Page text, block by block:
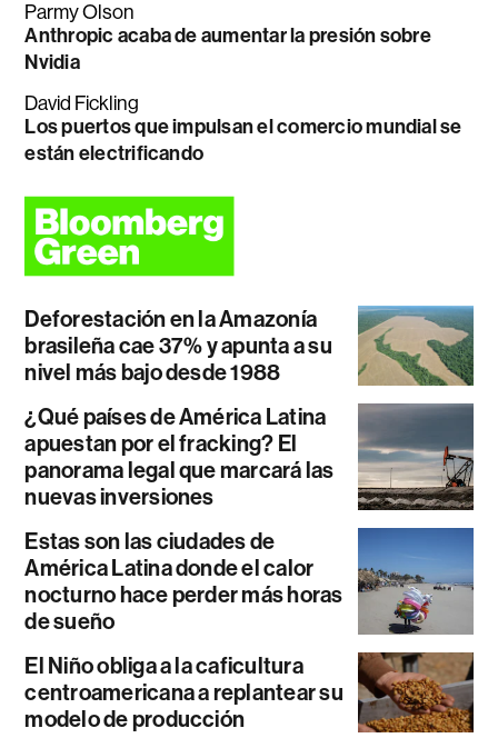
Parmy Olson
Anthropic acaba de aumentar la presión sobre
Nvidia
David Fickling
Los puertos que impulsan el comercio mundial se
están electrificando
Deforestación en la Amazonía
brasileña cae 37% y apunta a su
nivel más bajo desde 1988
¿Qué países de América Latina
apuestan por el fracking? El
panorama legal que marcará las
nuevas inversiones
Estas son las ciudades de
América Latina donde el calor
nocturno hace perder más horas
de sueño
El Niño obliga a la caficultura
centroamericana a replantear su
modelo de producción